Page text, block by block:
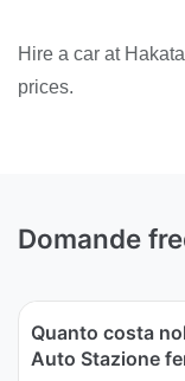
Hire a car at
prices.
Domande
Quanto costa
Auto Stazione